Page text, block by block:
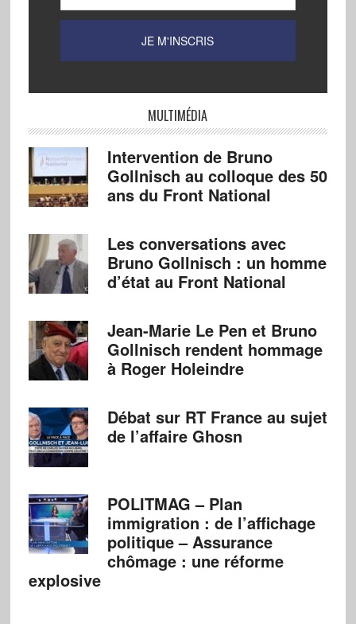
MULTIMÉDIA
Intervention de Bruno
Gollnisch au colloque des 50
ans du Front National
Les conversations avec
Bruno Gollnisch : un homme
d’état au Front National
Jean-Marie Le Pen et Bruno
Gollnisch rendent hommage
à Roger Holeindre
Débat sur RT France au sujet
de l’affaire Ghosn
POLITMAG – Plan
immigration : de l’affichage
politique – Assurance
chômage : une réforme
explosive